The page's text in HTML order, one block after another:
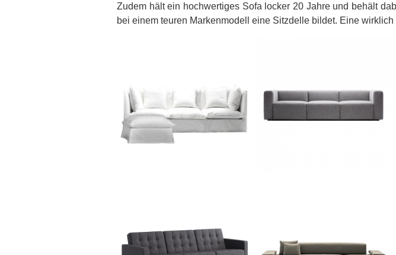
Zudem hält ein hochwertiges Sofa locker 20 Jahre und behält
bei einem teuren Markenmodell eine Sitzdelle bildet. Eine